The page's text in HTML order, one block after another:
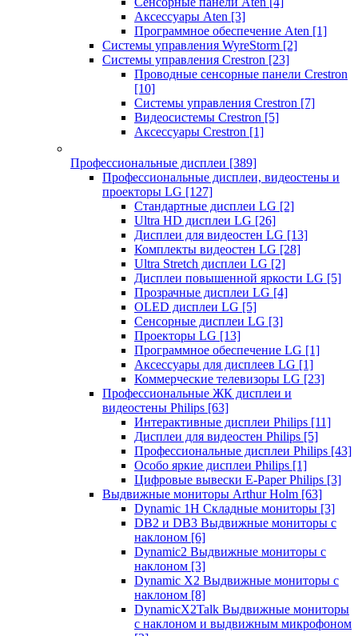
Аксессуары Aten [3]
Программное обеспечение Aten [1]
Системы управления WyreStorm [2]
Системы управления Crestron [23]
Проводные сенсорные панели Crestron
[10]
Системы управления Crestron [7]
Видеосистемы Crestron [5]
Аксессуары Crestron [1]
Профессиональные дисплеи [389]
Профессиональные дисплеи, видеостены и
проекторы LG [127]
Стандартные дисплеи LG [2]
Ultra HD дисплеи LG [26]
Дисплеи для видеостен LG [13]
Комплекты видеостен LG [28]
Ultra Stretch дисплеи LG [2]
Дисплеи повышенной яркости LG [5]
Прозрачные дисплеи LG [4]
OLED дисплеи LG [5]
Сенсорные дисплеи LG [3]
Проекторы LG [13]
Программное обеспечение LG [1]
Аксессуары для дисплеев LG [1]
Коммерческие телевизоры LG [23]
Профессиональные ЖК дисплеи и
видеостены Philips [63]
Интерактивные дисплеи Philips [11]
Дисплеи для видеостен Philips [5]
Профессиональные дисплеи Philips [43]
Особо яркие дисплеи Philips [1]
Цифровые вывески E-Paper Philips [3]
Выдвижные мониторы Arthur Holm [63]
Dynamic 1Н Складные мониторы [3]
DB2 и DB3 Выдвижные мониторы с
наклоном [6]
Dynamic2 Выдвижные мониторы с
наклоном [3]
Dynamic X2 Выдвижные мониторы с
наклоном [8]
DynamicX2Talk Выдвижные мониторы
с наклоном и выдвижным микрофоном